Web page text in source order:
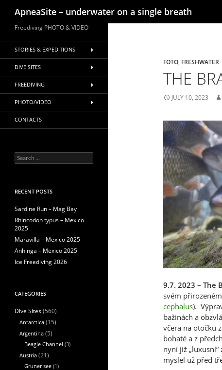
to
content
ApneaSite – underwater on a single breath
FOTO FRESHWATER
THE
JULY 10, 2023
9.7. 2023 – The
svém
cephalus).
bažinách a
včera na otočku
bohaté a z
nyní již
myslel už před
Freediving PHOTO & VIDEO
STORIES & EXPEDITIONS
DIVE SITES
FREEDIVING
PHOTO/VIDEO
CONTACTS
Search
for:
RECENT POSTS
Sardine Run – Mag Bay
Rhincodon typus – Mexico
2025
Maravilla – Mexico 2025
Anhinga – Mexico 2025
Ice Freediving 2026
CATEGORIES
Dive Sites (560)
Antarctica (15)
Argentina (5)
Beagle Channel (3)
Austria (21)
Gruner see (1)